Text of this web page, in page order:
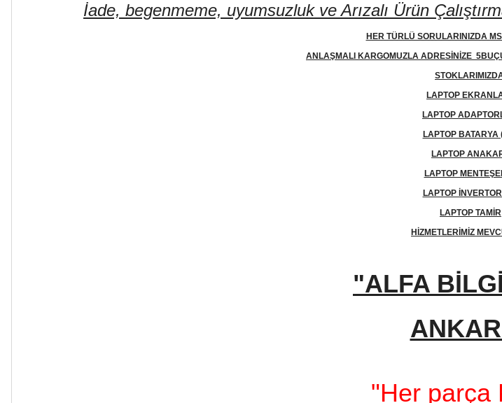
İade, begenmeme, uyumsuzluk ve Arızalı Ürün
HER TÜRLÜ SORULARINIZDA
ANLAŞMALI KARGOMUZLA ADRESİNİZE
LAPTOP
LAPTOP
LAPTOP BATARYA
LAPTOP
LAPTOP
LAPTOP
LAPTOP TAMİR
HİZMETLERİMİZ
"ALFA
"Her parça